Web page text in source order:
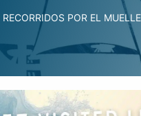
RECORRIDOS POR EL